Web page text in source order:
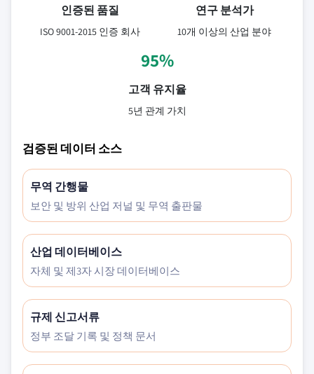
인증된 품질
ISO 9001-2015 인증 회사
연구 분석가
10개 이상의 산업 분야
95%
고객 유지율
5년 관계 가치
검증된 데이터 소스
무역 간행물
보안 및 방위 산업 저널 및 무역 출판물
산업 데이터베이스
자체 및 제3자 시장 데이터베이스
규제 신고서류
정부 조달 기록 및 정책 문서